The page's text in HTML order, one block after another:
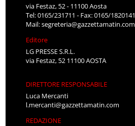
via Festaz, 52 - 11100 Aosta
Tel: 0165/231711 - Fax: 0165/1820141
Mail:segreteria@gazzettamatin.com
Editore
LG PRESSE S.R.L.
via Festaz, 52 11100 AOSTA
DIRETTORE RESPONSABILE
Luca Mercanti
l.mercanti@gazzettamatin.com
REDAZIONE